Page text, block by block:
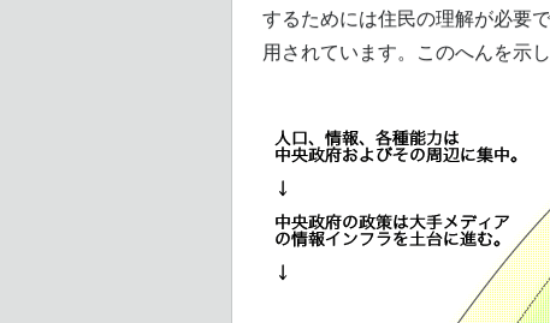
するためには住民の理解が必要
用されています。このへんを示